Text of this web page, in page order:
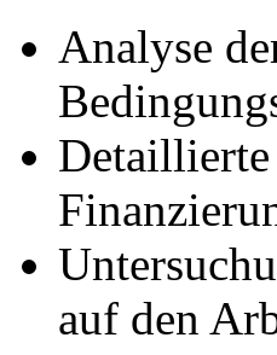
Analyse
Detaillierte
auf den